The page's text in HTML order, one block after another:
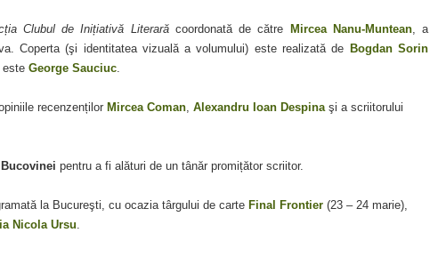
Clubul de Inițiativă Literarăcoordonată de către Mircea Nanu-Muntean, a
Coperta (şi identitatea vizuală a volumului) este realizată de Bogdan Sorin
este George Sauciuc.
recenzenților Mircea Coman, Alexandru Ioan Despinaşi a scriitorului
pentru a fi alături de un tânăr promițător scriitor.
la Bucureşti, cu ocazia târgului de carte Final Frontier (23 – 24 marie),
Nicola Ursu.